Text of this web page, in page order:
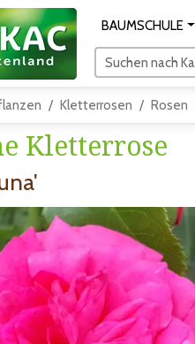
BAUMSCHULE
Suchen nach
Kletterrosen Rosen
Kletterrose